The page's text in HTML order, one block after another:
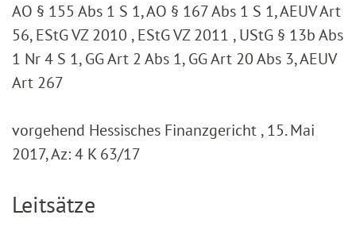
AO § 155 Abs 1 S 1, AO § 167 Abs 1 S 1, AEUV Art
56, EStG VZ 2010 , EStG VZ 2011 , UStG § 13b Abs
1 Nr 4 S 1, GG Art 2 Abs 1, GG Art 20 Abs 3, AEUV
Art 267
vorgehend Hessisches Finanzgericht , 15. Mai
2017, Az: 4 K 63/17
Leitsätze